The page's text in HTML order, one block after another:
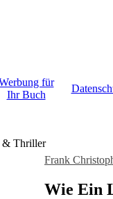
für
Ihr Buch
& Thriller
Frank
Wie Ein